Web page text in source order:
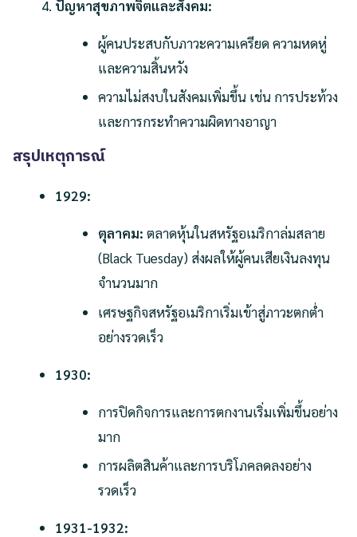
ปัญหาสุขภาพจิตและสังคม:
ผู้คนประสบกับภาวะความเครียด ความหดหู่
และความสิ้นหวัง
ความไม่สงบในสังคมเพิ่มขึ้น เช่น การประท้วง
และการกระทำความผิดทางอาญา
สรุปเหตุการณ์
1929:
ตุลาคม: ตลาดหุ้นในสหรัฐอเมริกาล่มสลาย
(Black Tuesday) ส่งผลให้ผู้คนเสียเงินลงทุน
จำนวนมาก
เศรษฐกิจสหรัฐอเมริกาเริ่มเข้าสู่ภาวะตกต่ำ
อย่างรวดเร็ว
1930:
การปิดกิจการและการตกงานเริ่มเพิ่มขึ้นอย่าง
มาก
การผลิตสินค้าและการบริโภคลดลงอย่าง
รวดเร็ว
1931-1932: